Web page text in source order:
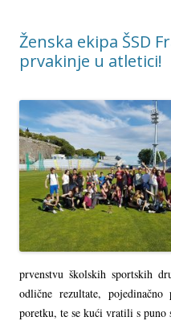
Ženska ekipa ŠSD
prvakinje u atletici!
prvenstvu školskih sportskih
odlične rezultate,
poretku, te se kući vratili s